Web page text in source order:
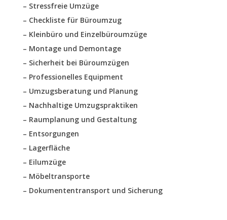
– Stressfreie Umzüge
– Checkliste für Büroumzug
– Kleinbüro und Einzelbüroumzüge
– Montage und Demontage
– Sicherheit bei Büroumzügen
– Professionelles Equipment
– Umzugsberatung und Planung
– Nachhaltige Umzugspraktiken
– Raumplanung und Gestaltung
– Entsorgungen
– Lagerfläche
– Eilumzüge
– Möbeltransporte
– Dokumententransport und Sicherung